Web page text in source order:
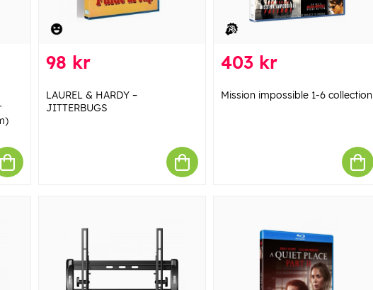
98 kr
LAUREL & HARDY –
JITTERBUGS
403 kr
Mission impossible 1-6 collection